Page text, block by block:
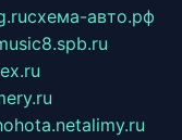
схема-авто.рф
alimy.ru